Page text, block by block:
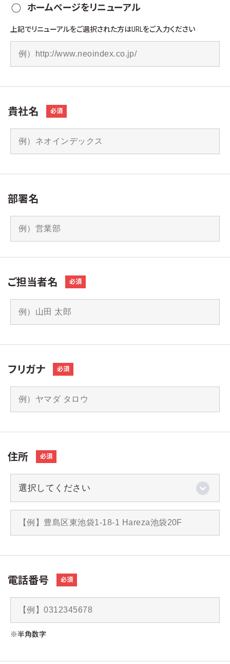
ホームページをリニューアル
上記でリニューアルをご選択された方はURLをご入力ください
貴社名 必須
部署名
ご担当者名 必須
フリガナ 必須
住所 必須
電話番号 必須
※半角数字